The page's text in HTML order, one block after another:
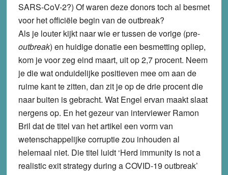
SARS-CoV-2?) Of waren deze donors toch al besmet
voor het officiële begin van de outbreak?
Als je louter kijkt naar wie er tussen de vorige (pre-
outbreak) en huidige donatie een besmetting opliep,
kom je voor zeg eind maart, uit op 2,7 procent. Neem
je die wat onduidelijke positieven mee om aan de
ruime kant te zitten, dan zit je op de drie procent die
naar buiten is gebracht. Wat Engel ervan maakt slaat
nergens op. En het gezeur van interviewer Ramon
Bril dat de titel van het artikel een vorm van
wetenschappelijke corruptie zou inhouden al
helemaal niet. Die titel luidt ‘Herd immunity is not a
realistic exit strategy during a COVID-19 outbreak’